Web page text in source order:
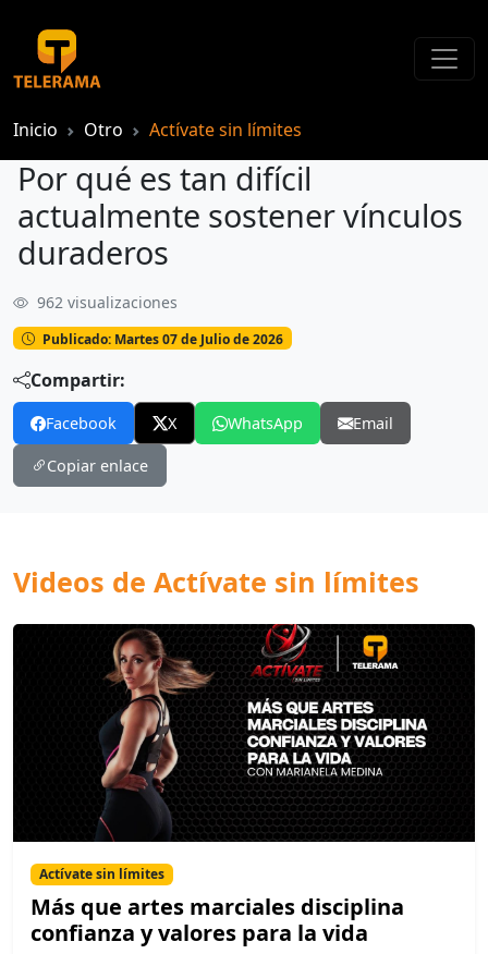
Inicio Otro Actívate sin límites
Por qué es tan difícil
actualmente sostener vínculos
duraderos
962 visualizaciones
Publicado: Martes 07 de Julio de 2026
Compartir:
Facebook X WhatsApp Email
Copiar enlace
Videos de Actívate sin límites
Actívate sin límites
Más que artes marciales disciplina
confianza y valores para la vida